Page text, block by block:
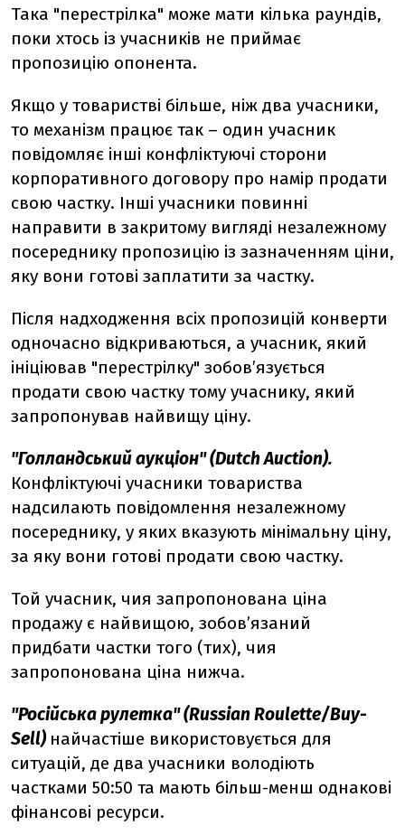
Така "перестрілка" може мати кілька раундів,
поки хтось із учасників не приймає
пропозицію опонента.
Якщо у товаристві більше, ніж два учасники,
то механізм працює так – один учасник
повідомляє інші конфліктуючі сторони
корпоративного договору про намір продати
свою частку. Інші учасники повинні
направити в закритому вигляді незалежному
посереднику пропозицію із зазначенням ціни,
яку вони готові заплатити за частку.
Після надходження всіх пропозицій конверти
одночасно відкриваються, а учасник, який
ініціював "перестрілку" зобов’язується
продати свою частку тому учаснику, який
запропонував найвищу ціну.
"Голландський аукціон" (Dutch Auction).
Конфліктуючі учасники товариства
надсилають повідомлення незалежному
посереднику, у яких вказують мінімальну ціну,
за яку вони готові продати свою частку.
Той учасник, чия запропонована ціна
продажу є найвищою, зобов’язаний
придбати частки того (тих), чия
запропонована ціна нижча.
"Російська рулетка" (Russian Roulette/Buy-
Sell) найчастіше використовується для
ситуацій, де два учасники володіють
частками 50:50 та мають більш-менш однакові
фінансові ресурси.